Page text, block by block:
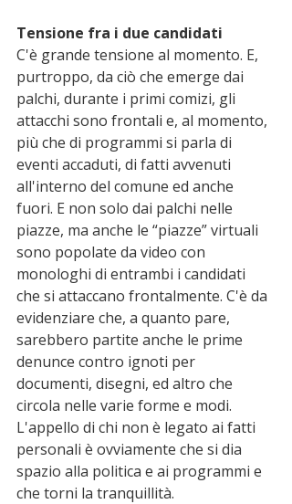
Tensione fra i due candidati
C'è grande tensione al momento. E,
purtroppo, da ciò che emerge dai
palchi, durante i primi comizi, gli
attacchi sono frontali e, al momento,
più che di programmi si parla di
eventi accaduti, di fatti avvenuti
all'interno del comune ed anche
fuori. E non solo dai palchi nelle
piazze, ma anche le “piazze” virtuali
sono popolate da video con
monologhi di entrambi i candidati
che si attaccano frontalmente. C'è da
evidenziare che, a quanto pare,
sarebbero partite anche le prime
denunce contro ignoti per
documenti, disegni, ed altro che
circola nelle varie forme e modi.
L'appello di chi non è legato ai fatti
personali è ovviamente che si dia
spazio alla politica e ai programmi e
che torni la tranquillità.